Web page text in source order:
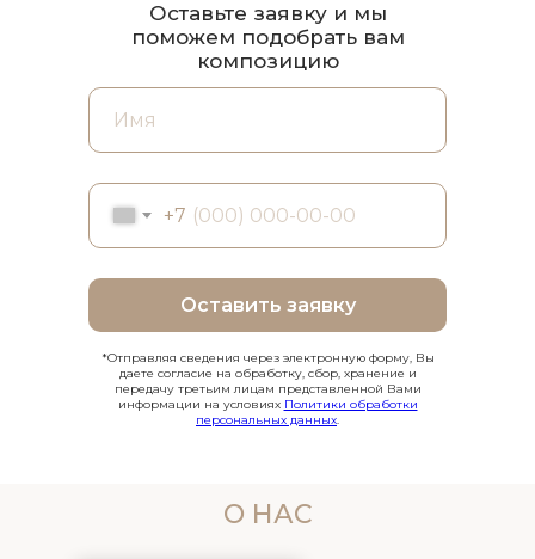
+7
Оставить заявку
Оставьте заявку и мы
поможем подобрать вам
композицию
*Отправляя сведения через электронную форму, Вы
даете согласие на обработку, сбор, хранение и
передачу третьим лицам представленной Вами
информации на условиях Политики обработки
персональных данных.
О НАС